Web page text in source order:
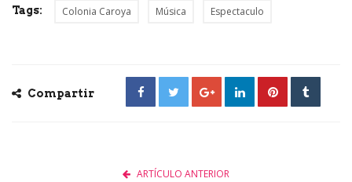
Tags: Colonia Caroya Música Espectaculo
Compartir
ARTÍCULO ANTERIOR